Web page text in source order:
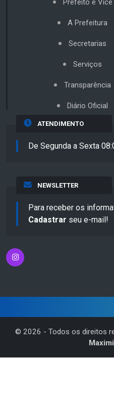
Prefeito e Vice
A Prefeitura
Secretarias
Serviços
Transparência
Diário Oficial
ATENDIMENTO
De Segunda a Sexta
NEWSLETTER
Para receber os
Cadastrar seu e-mail!
© 2026 - Todos os direitos